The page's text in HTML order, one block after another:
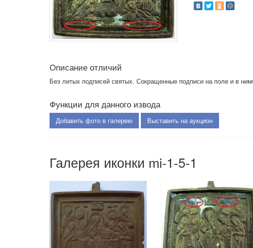
Описание отличий
Без литых подписей святых. Сокращенные подписи на поле и в
Функции для данного извода
Добавить фото в галерею Выставить на аукцион
Галерея иконки mi-1-5-1